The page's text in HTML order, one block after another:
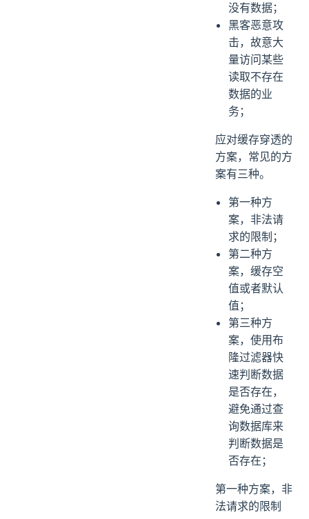
没有数据；
黑客恶意攻
击，故意大
量访问某些
读取不存在
数据的业
务；
应对缓存穿透的
方案，常见的方
案有三种。
第一种方
案，非法请
求的限制；
第二种方
案，缓存空
值或者默认
值；
第三种方
案，使用布
隆过滤器快
速判断数据
是否存在，
避免通过查
询数据库来
判断数据是
否存在；
第一种方案，非
法请求的限制